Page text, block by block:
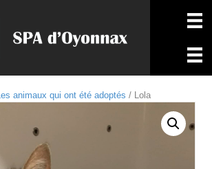
Les animaux qui ont été adoptés / Lola